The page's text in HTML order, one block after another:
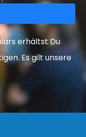
erhältst Du
Es gilt unsere